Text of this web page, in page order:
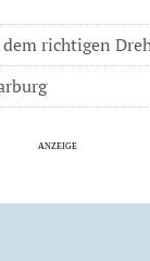
richtigen Dreh